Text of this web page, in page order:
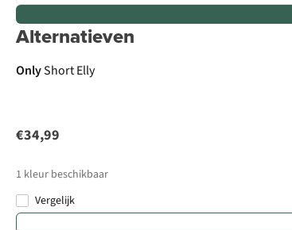
Alternatieven
New
OnlyShort Elly
€34,99
1 kleur beschikbaar
Vergelijk